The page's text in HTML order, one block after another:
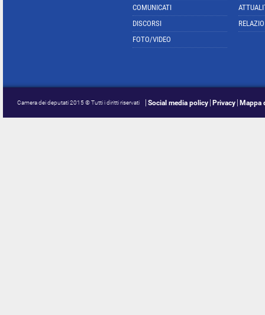
COMUNICATI
DISCORSI
FOTO/VIDEO
Camera dei deputati 2015 © Tutti i diritti riservati Social media policy Privacy Mappa